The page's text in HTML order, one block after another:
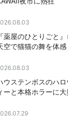
『薬屋のひとりごと
空で猫猫の舞を体感
ウステンボスのハ
ーと本格ホラーに大